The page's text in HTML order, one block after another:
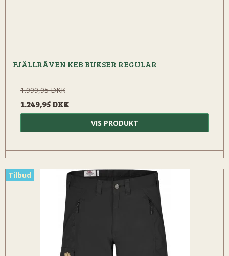
FJÄLLRÄVEN KEB BUKSER REGULAR
1.999,95 DKK
1.249,95 DKK
VIS PRODUKT
Tilbud